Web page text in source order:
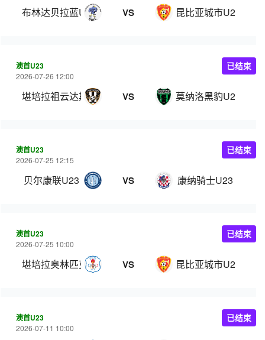
布林达贝拉蓝U23 VS 昆比亚城市U23
澳首U23
2026-07-26 12:00
堪培拉祖云达斯U23 VS 莫纳洛黑豹U23
已结束
澳首U23
2026-07-25 12:15
贝尔康联U23 VS 康纳骑士U23
已结束
澳首U23
2026-07-25 10:00
堪培拉奥林匹克U23 VS 昆比亚城市U23
已结束
澳首U23
2026-07-11 10:00
已结束